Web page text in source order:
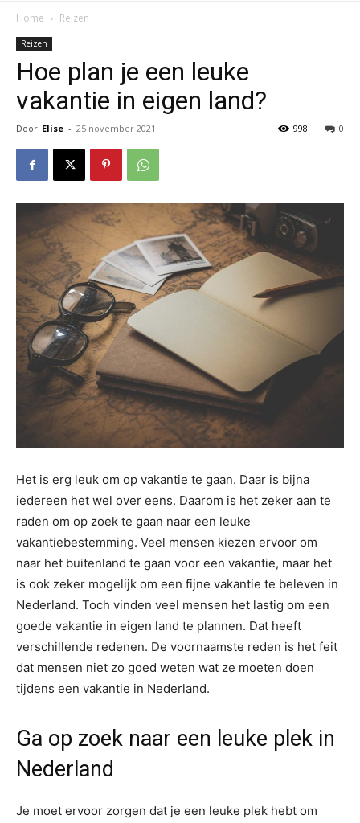
Home Reizen
Reizen
Hoe plan je een leuke
vakantie in eigen land?
Door Elise - 25 november 2021 0
998
Het is erg leuk om op vakantie te gaan. Daar is bijna
iedereen het wel over eens. Daarom is het zeker aan te
raden om op zoek te gaan naar een leuke
vakantiebestemming. Veel mensen kiezen ervoor om
naar het buitenland te gaan voor een vakantie, maar het
is ook zeker mogelijk om een fijne vakantie te beleven in
Nederland. Toch vinden veel mensen het lastig om een
goede vakantie in eigen land te plannen. Dat heeft
verschillende redenen. De voornaamste reden is het feit
dat mensen niet zo goed weten wat ze moeten doen
tijdens een vakantie in Nederland.
Ga op zoek naar een leuke plek in
Nederland
Je moet ervoor zorgen dat je een leuke plek hebt om